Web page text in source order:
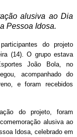
alusiva ao Dia
Pessoa Idosa.
do projeto
(14). O grupo estava
João Bola, no
acompanhado do
e foram recebidos
do projeto, foram
alusiva ao
Idosa, celebrado em